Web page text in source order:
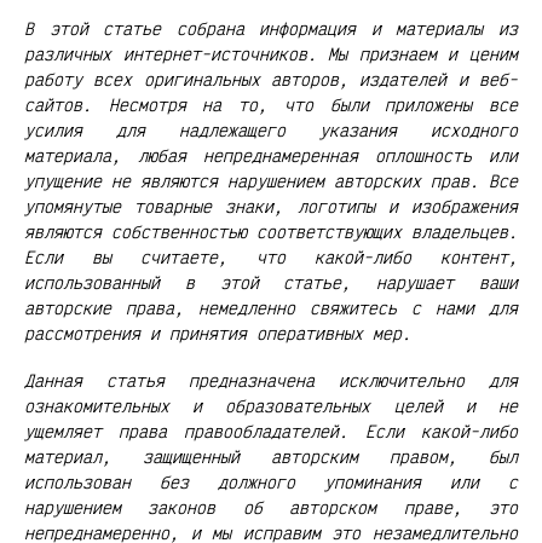
В этой статье собрана информация и материалы из
различных интернет-источников. Мы признаем и ценим
работу всех оригинальных авторов, издателей и веб-
сайтов. Несмотря на то, что были приложены все
усилия для надлежащего указания исходного
материала, любая непреднамеренная оплошность или
упущение не являются нарушением авторских прав. Все
упомянутые товарные знаки, логотипы и изображения
являются собственностью соответствующих владельцев.
Если вы считаете, что какой-либо контент,
использованный в этой статье, нарушает ваши
авторские права, немедленно свяжитесь с нами для
рассмотрения и принятия оперативных мер.
Данная статья предназначена исключительно для
ознакомительных и образовательных целей и не
ущемляет права правообладателей. Если какой-либо
материал, защищенный авторским правом, был
использован без должного упоминания или с
нарушением законов об авторском праве, это
непреднамеренно, и мы исправим это незамедлительно